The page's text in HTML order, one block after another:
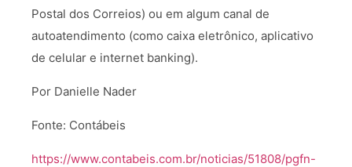
Postal dos Correios) ou em algum canal de
autoatendimento (como caixa eletrônico, aplicativo
de celular e internet banking).
Por Danielle Nader
Fonte: Contábeis
https://www.contabeis.com.br/noticias/51808/pgfn-